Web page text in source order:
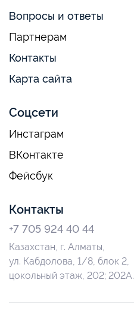
Вопросы и ответы
Партнерам
Контакты
Карта сайта
Соцсети
Инстаграм
ВКонтакте
Фейсбук
Контакты
+7 705 924 40 44
Казахстан, г. Алматы,
ул. Кабдолова, 1/8, блок 2,
цокольный этаж, 202; 202А.